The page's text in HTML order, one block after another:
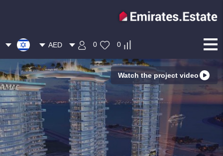
0
0
AED
Watch the project video